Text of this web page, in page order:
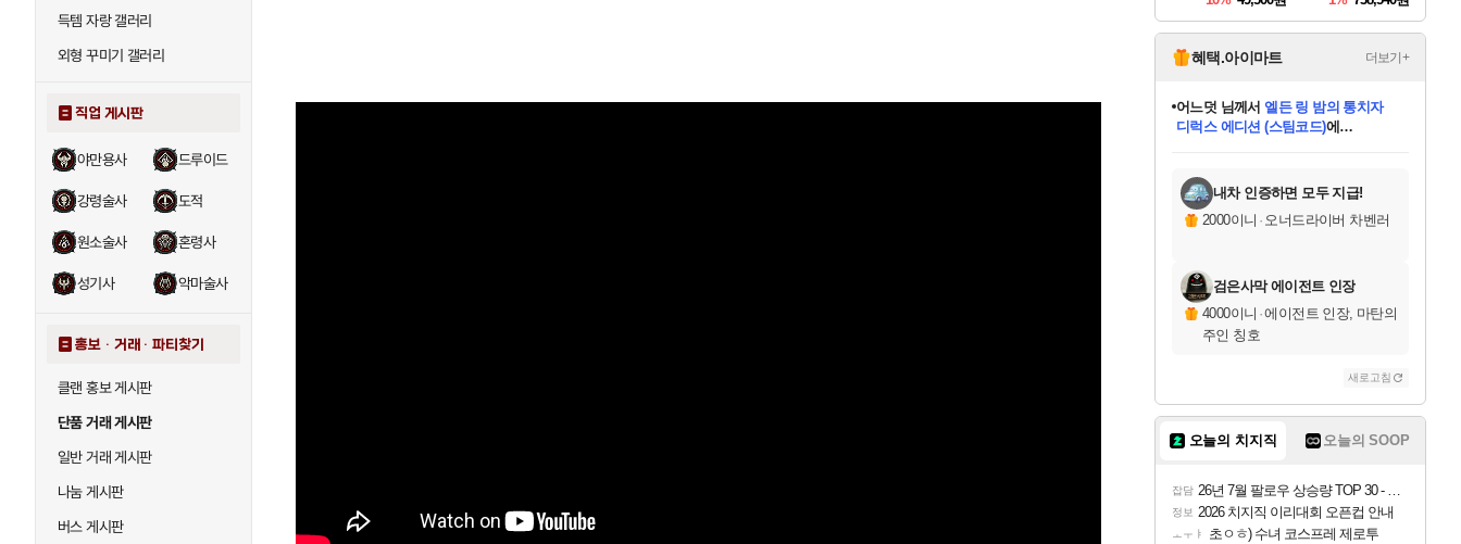
득템 자랑 갤러리
외형 꾸미기 갤러리
직업 게시판
야만용사 드루이드
강령술사 도적
원소술사 혼령사
성기사 악마술사
홍보 · 거래 · 파티찾기
클랜 홍보 게시판
단품 거래 게시판
일반 거래 게시판
나눔 게시판
버스 게시판
혜택.아이마트 더보기+
당첨되셨습니다.
당첨되셨습니다.
어느덧 님께서엘든 링 밤의 통치자
디럭스 에디션 (스팀코드)에
당첨되셨습니다.
에디션 (스팀코드)를 교환.
당첨되셨습니다.
당첨되셨습니다.
당첨되셨습니다.
당첨되셨습니다.
내차 인증하면 모두 지급!
2000이니 · 오너드라이버 차벤러
검은사막 에이전트 인장
4000이니 ·에이전트 인장, 마탄의
주인 칭호
새로고침
오늘의 치지직 오늘의 SOOP
잡담 26년 7월 팔로우 상승량 TOP 30 - 월간 치지직
정보 2026 치지직 이리대회 오픈컵 안내
ㅗㅜㅑ 초ㅇㅎ) 수녀 코스프레 제로투